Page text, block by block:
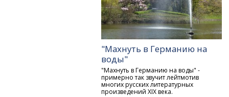
"Махнуть в Германию на
воды"
"Махнуть в Германию на воды" -
примерно так звучит лейтмотив
многих русских литературных
произведений XIX века.